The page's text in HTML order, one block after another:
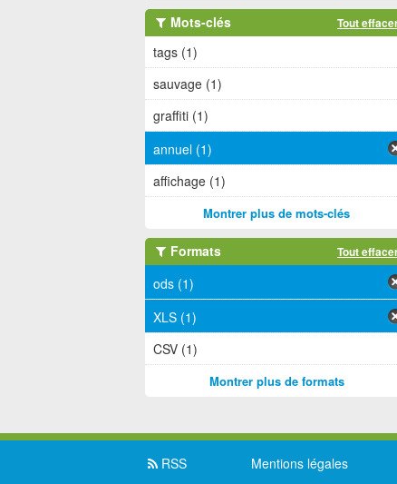
Mots-clés Tout
tags (1)
sauvage (1)
graffiti (1)
annuel (1)
affichage (1)
Montrer plus de mots-clés
Formats Tout
ods (1)
XLS (1)
CSV (1)
Montrer plus de formats
RSS Mentions légales